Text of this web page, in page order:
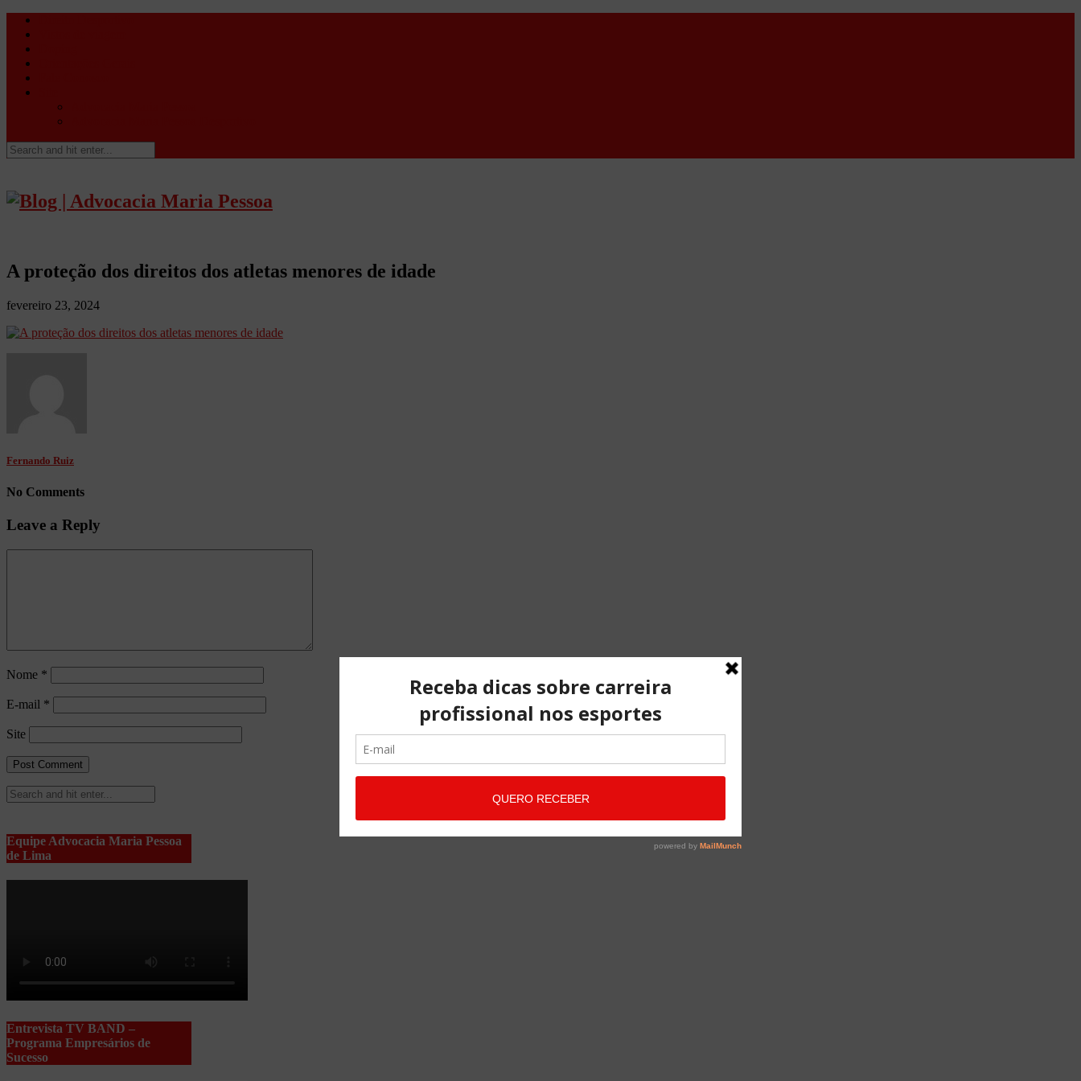
A proteção dos direitos dos atletas menores de idade
fevereiro 23, 2024
Fernando Ruiz
No Comments
Leave a Reply
Nome *
E-mail *
Site
Equipe Advocacia Maria Pessoa
de Lima
Entrevista TV BAND –
Programa Empresários de
Sucesso